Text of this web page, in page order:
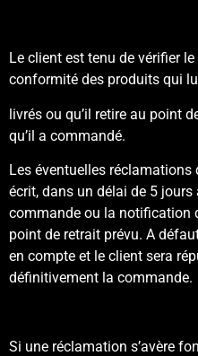
Le client est tenu de vérifier
conformité des produits qui
livrés ou qu’il retire au point
qu’il a commandé.
Les éventuelles
écrit, dans un délai de 5
commande ou la notification
point de retrait prévu. A
en compte et le client sera
définitivement la commande.
Si une réclamation s’avère